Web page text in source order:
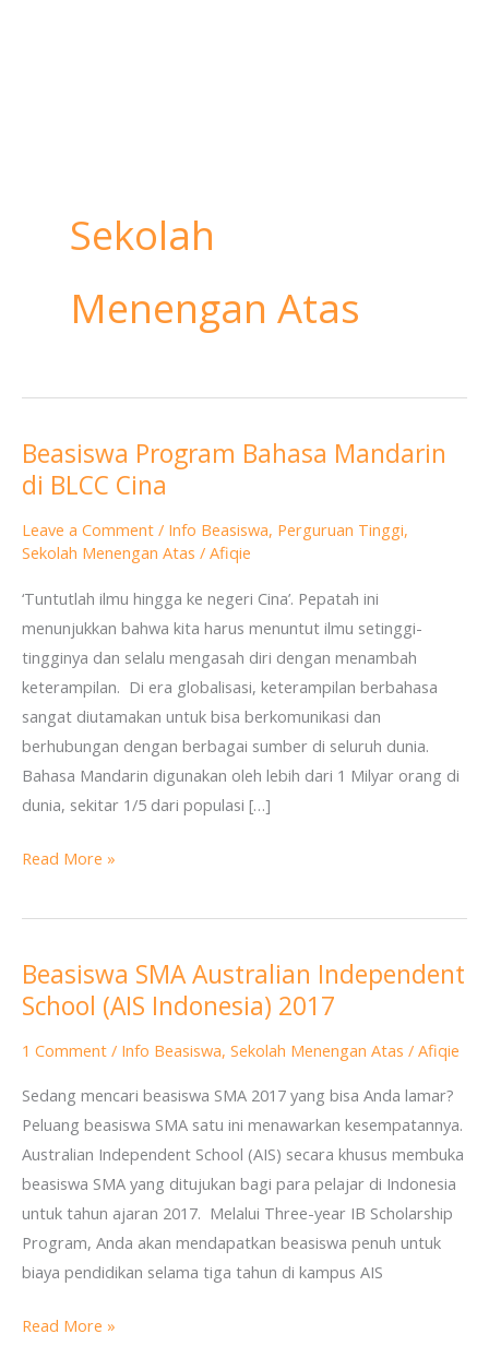
Sekolah
Menengan Atas
Beasiswa Program Bahasa Mandarin
di BLCC Cina
Leave a Comment / Info Beasiswa, Perguruan Tinggi,
Sekolah Menengan Atas / Afiqie
‘Tuntutlah ilmu hingga ke negeri Cina’. Pepatah ini
menunjukkan bahwa kita harus menuntut ilmu setinggi-
tingginya dan selalu mengasah diri dengan menambah
keterampilan. Di era globalisasi, keterampilan berbahasa
sangat diutamakan untuk bisa berkomunikasi dan
berhubungan dengan berbagai sumber di seluruh dunia.
Bahasa Mandarin digunakan oleh lebih dari 1 Milyar orang di
dunia, sekitar 1/5 dari populasi […]
Beasiswa
Program
Mandarin
BLCC
Cina
Read More »
Beasiswa SMA Australian Independent
School (AIS Indonesia) 2017
1 Comment / Info Beasiswa, Sekolah Menengan Atas / Afiqie
Sedang mencari beasiswa SMA 2017 yang bisa Anda lamar?
Peluang beasiswa SMA satu ini menawarkan kesempatannya.
Australian Independent School (AIS) secara khusus membuka
beasiswa SMA yang ditujukan bagi para pelajar di Indonesia
untuk tahun ajaran 2017. Melalui Three-year IB Scholarship
Program, Anda akan mendapatkan beasiswa penuh untuk
biaya pendidikan selama tiga tahun di kampus AIS
Beasiswa
SMA
Independent
School
(AIS
Indonesia)
2017
Read More »